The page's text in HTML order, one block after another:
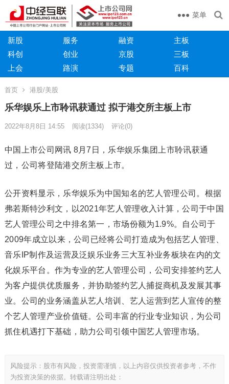
菜单
新股 服务 融资
主板
科创
创业 京股
三板
上会
路演 专题 百科
首页 港股/美股
乐华娱乐上市聆讯获通过 拟于港交所主板上市
2022年8月8日 14:55 阅读(1334) 评论(0)
中国上市公司网讯 8月7日，乐华娱乐集团上市聆讯获通
过，公司将登陆港交所主板上市。
公开资料显示，乐华娱乐为中国知名的艺人管理公司。根据
弗若斯特沙利文，以2021年艺人管理收入计算，公司于中国
艺人管理公司之中排名第一，市场份额为1.9%。自公司于
2009年成立以来，公司已经将公司打造成为包括艺人管理、
音乐IP制作及运营及泛娱乐业务三大互补业务板块在内的文
化娱乐平台。作为专业的艺人管理公司，公司安排签约艺人
为客户提供优质服务，并协助签约艺人捕捉商机及发展其事
业。公司的业务涵盖从艺人培训、艺人运营到艺人宣传的整
个艺人管理产业价值链。公司丰富的行业专业知识，为公司
抓住机遇打下基础，助力公司引领中国艺人管理市场。
风险提示：股市有风险，投资需谨慎，以上内容仅供投资者参考，不作
为投资决策的依据。转载请注明出处：